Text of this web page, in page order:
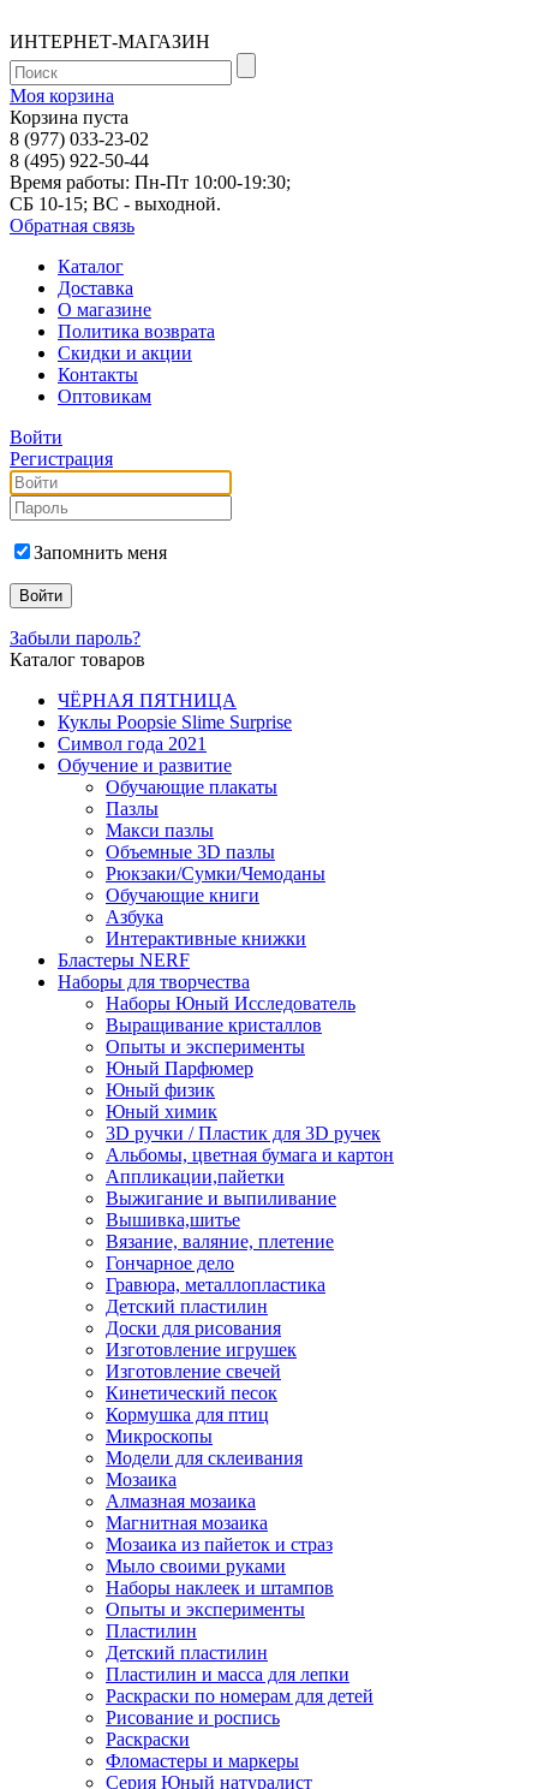
ИНТЕРНЕТ-МАГАЗИН
Моя корзина
Корзина пуста
8 (977) 033-23-02
8 (495) 922-50-44
Время работы: Пн-Пт 10:00-19:30;
СБ 10-15; ВС - выходной.
Обратная связь
Каталог
Доставка
О магазине
Политика возврата
Скидки и акции
Контакты
Оптовикам
Войти
Регистрация
Запомнить меня
Забыли пароль?
Каталог товаров
ЧЁРНАЯ ПЯТНИЦА
Куклы Poopsie Slime Surprise
Символ года 2021
Обучение и развитие
Обучающие плакаты
Пазлы
Макси пазлы
Объемные 3D пазлы
Рюкзаки/Сумки/Чемоданы
Обучающие книги
Азбука
Интерактивные книжки
Бластеры NERF
Наборы для творчества
Наборы Юный Исследователь
Выращивание кристаллов
Опыты и эксперименты
Юный Парфюмер
Юный физик
Юный химик
3D ручки / Пластик для 3D ручек
Альбомы, цветная бумага и картон
Аппликации,пайетки
Выжигание и выпиливание
Вышивка,шитье
Вязание, валяние, плетение
Гончарное дело
Гравюра, металлопластика
Детский пластилин
Доски для рисования
Изготовление игрушек
Изготовление свечей
Кинетический песок
Кормушка для птиц
Микроскопы
Модели для склеивания
Мозаика
Алмазная мозаика
Магнитная мозаика
Мозаика из пайеток и страз
Мыло своими руками
Наборы наклеек и штампов
Опыты и эксперименты
Пластилин
Детский пластилин
Пластилин и масса для лепки
Раскраски по номерам для детей
Рисование и роспись
Раскраски
Фломастеры и маркеры
Серия Юный натуралист